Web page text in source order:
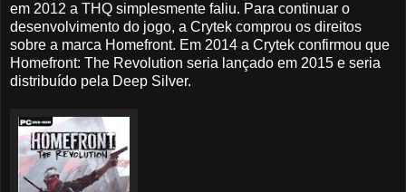
em 2012 a THQ simplesmente faliu. Para continuar o
desenvolvimento do jogo, a Crytek comprou os direitos
sobre a marca Homefront. Em 2014 a Crytek confirmou que
Homefront: The Revolution seria lançado em 2015 e seria
distribuído pela Deep Silver.